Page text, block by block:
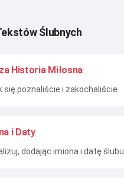
Ślubnych
Historia Miłosna
się poznaliście i zakochaliście
i Daty
dodając imiona i datę ślubu